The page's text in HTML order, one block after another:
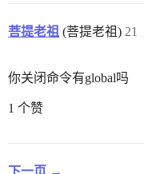
菩提老祖 (菩提老祖) 21
你关闭命令有global吗
1 个赞